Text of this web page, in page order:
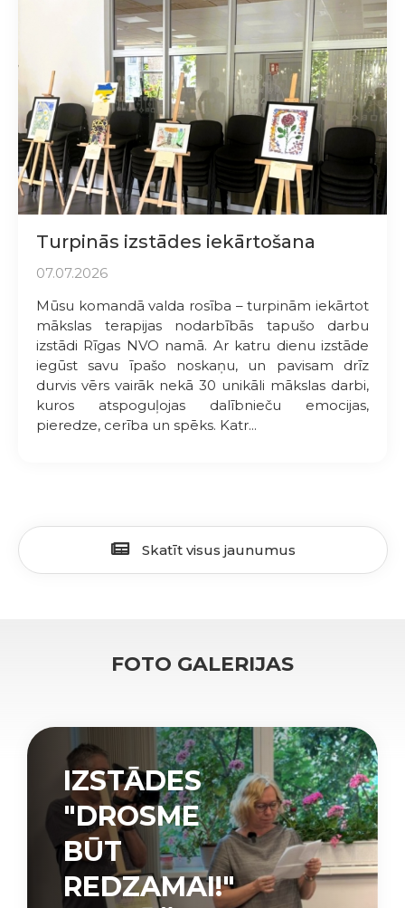
Turpinās izstādes iekārtošana
07.07.2026
Mūsu komandā valda rosība – turpinām iekārtot
mākslas terapijas nodarbībās tapušo darbu
izstādi Rīgas NVO namā. Ar katru dienu izstāde
iegūst savu īpašo noskaņu, un pavisam drīz
durvis vērs vairāk nekā 30 unikāli mākslas darbi,
kuros atspoguļojas dalībnieču emocijas,
pieredze, cerība un spēks. Katr...
Skatīt visus jaunumus
FOTO GALERIJAS
IZSTĀDES
"DROSME
BŪT
REDZAMAI!"